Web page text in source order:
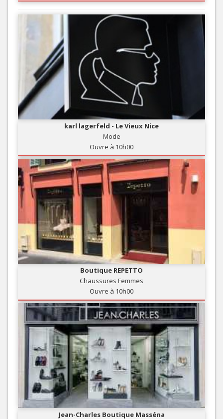
karl lagerfeld - Le Vieux Nice
Mode
Ouvre à 10h00
Boutique REPETTO
Chaussures Femmes
Ouvre à 10h00
Jean-Charles Boutique Masséna